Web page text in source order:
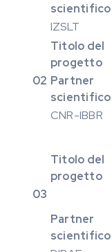
scientifico
IZSLT
02
Titolo del
progetto
Partner
scientifico
CNR-IBBR
03
Titolo del
progetto
Partner
scientifico